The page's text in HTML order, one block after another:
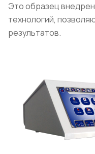
Это образец
технологий,
результатов.